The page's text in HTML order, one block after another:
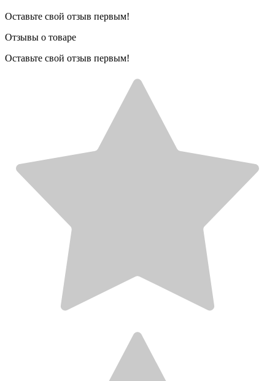
Оставьте свой отзыв первым!
Отзывы о товаре
Оставьте свой отзыв первым!